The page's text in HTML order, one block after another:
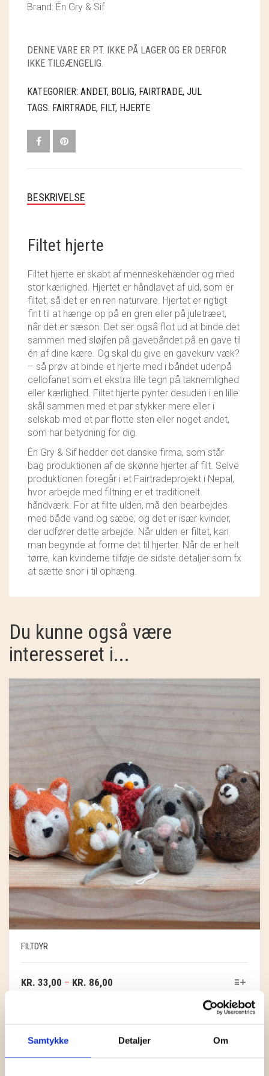
Samtykke Detaljer Om
GRY & SIF
HARTGUT
IB LAURSEN
IBU JEWELS
KINTOBE
LÆSØ ULDSTUE
SEA ART PHOTO
SOSCHJELDE
SÆBEVÆRKSTEDET
THY FRAGMENTER
THY ØKOBÆR
THYA
TORDENVAND
ANDRE BRANDS
Brand: Én Gry & Sif
DENNE VARE ER P.T. IKKE PÅ LAGER OG ER DERFOR
IKKE TILGÆNGELIG.
KATEGORIER: ANDET, BOLIG, FAIRTRADE, JUL
TAGS: FAIRTRADE, FILT, HJERTE
BESKRIVELSE
Filtet hjerte
Filtet hjerte er skabt af menneskehænder og med
stor kærlighed. Hjertet er håndlavet af uld, som er
filtet, så det er en ren naturvare. Hjertet er rigtigt
fint til at hænge op på en gren eller på juletræet,
når det er sæson. Det ser også flot ud at binde det
sammen med sløjfen på gavebåndet på en gave til
én af dine kære. Og skal du give en gavekurv væk?
– så prøv at binde et hjerte med i båndet udenpå
cellofanet som et ekstra lille tegn på taknemlighed
eller kærlighed. Filtet hjerte pynter desuden i en lille
skål sammen med et par stykker mere eller i
selskab med et par flotte sten eller noget andet,
som har betydning for dig.
Én Gry & Sif hedder det danske firma, som står
bag produktionen af de skønne hjerter af filt. Selve
produktionen foregår i et Fairtradeprojekt i Nepal,
hvor arbejde med filtning er et traditionelt
håndværk. For at filte ulden, må den bearbejdes
med både vand og sæbe, og det er især kvinder,
der udfører dette arbejde. Når ulden er filtet, kan
man begynde at forme det til hjerter. Når de er helt
tørre, kan kvinderne tilføje de sidste detaljer som fx
at sætte snor i til ophæng.
Du kunne også være
interesseret i...
FILTDYR
KR. 33,00 – KR. 86,00